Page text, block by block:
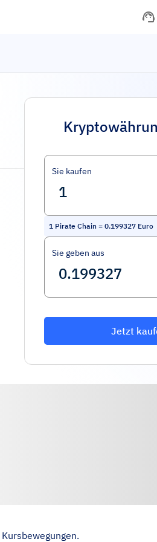
Sie kaufen
1 Pirate Chain = 0.199327 Euro
Sie geben aus
Jetzt